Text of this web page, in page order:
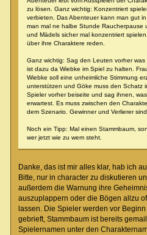
zu lösen. Ganz wichtig: Konzentriert
verbieten. Das Abenteuer kann man gut
man mal ne halbe Stunde Raucherpause
und Mädels sicher mal konzentriert
über ihre Charaktere reden.
Ganz wichtig: Sag den Leuten vorher
ist dazu da Wiebke im Spiel zu halten.
Wiebke soll eine unheimliche Stimmung
unterstützen und Göke muss den Schatz
Spieler vorher beiseite und sag ihnen,
erwartest. Es muss zwischen den
dem Szenario. Gewinner und Verlierer
Noch ein Tipp: Mal einen Stammbaum,
wer jetzt wie zu wem steht.
Danke, das ist mir alles klar, hab ich
Bitte, nur in character zu diskutieren
außerdem die Warnung ihre
auszuplappern oder die Bögen allzu
lassen. Die Spieler werden vor
gebrieft, Stammbaum ist bereits
Spielernamen unter den